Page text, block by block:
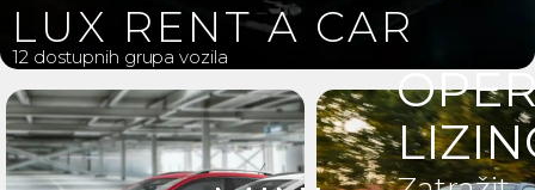
LUX RENT A CAR
12 dostupnih grupa vozila